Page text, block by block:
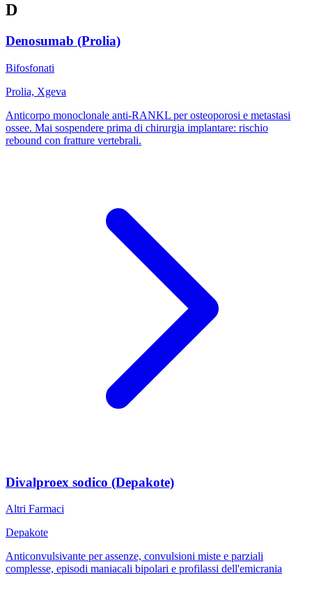
D
Denosumab (Prolia)
Bifosfonati
Prolia, Xgeva
Anticorpo monoclonale anti-RANKL per osteoporosi e metastasi
ossee. Mai sospendere prima di chirurgia implantare: rischio
rebound con fratture vertebrali.
Divalproex sodico (Depakote)
Altri Farmaci
Depakote
Anticonvulsivante per assenze, convulsioni miste e parziali
complesse, episodi maniacali bipolari e profilassi dell'emicrania